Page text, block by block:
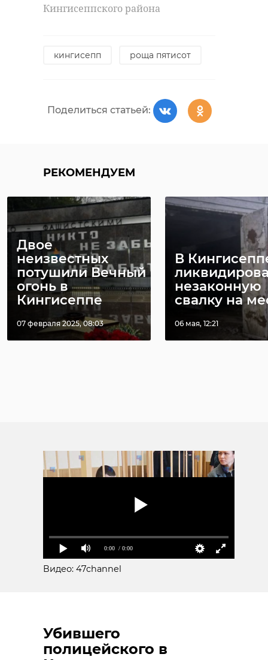
Кингисеппского района
кингисепп роща пятисот
Поделиться статьей:
РЕКОМЕНДУЕМ
Двое
неизвестных
потушили Вечный
огонь в
Кингисеппе
07 февраля 2025, 08:03
В
незаконную
свалку на
06 мая, 12:21
0:00 / 0:00
Видео: 47channel
Убившего
полицейского в